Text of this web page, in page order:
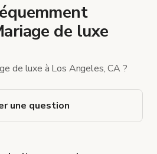
de luxe
de luxe à Los Angeles, CA ?
une question